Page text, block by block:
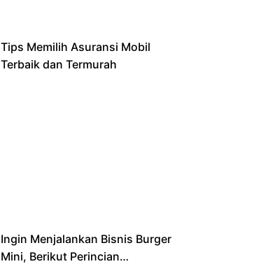
Tips Memilih Asuransi Mobil
Terbaik dan Termurah
Ingin Menjalankan Bisnis Burger
Mini, Berikut Perincian